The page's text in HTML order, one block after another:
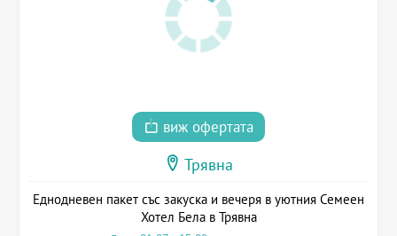
виж офертата
Трявна
Еднодневен пакет със закуска и вечеря в уютния Семеен
Хотел Бела в Трявна